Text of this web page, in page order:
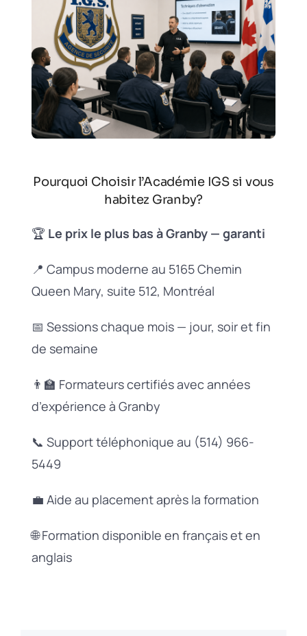
Pourquoi Choisir l’Académie IGS si vous
habitez Granby?
🏆 Le prix le plus bas à Granby — garanti
📍 Campus moderne au 5165 Chemin
Queen Mary, suite 512, Montréal
📅 Sessions chaque mois — jour, soir et fin
de semaine
👨‍🏫 Formateurs certifiés avec années
d’expérience à Granby
📞 Support téléphonique au (514) 966-
5449
💼 Aide au placement après la formation
🌐 Formation disponible en français et en
anglais